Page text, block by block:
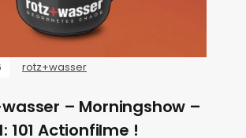
rotz+wasser
– Morningshow –
101 Actionfilme !